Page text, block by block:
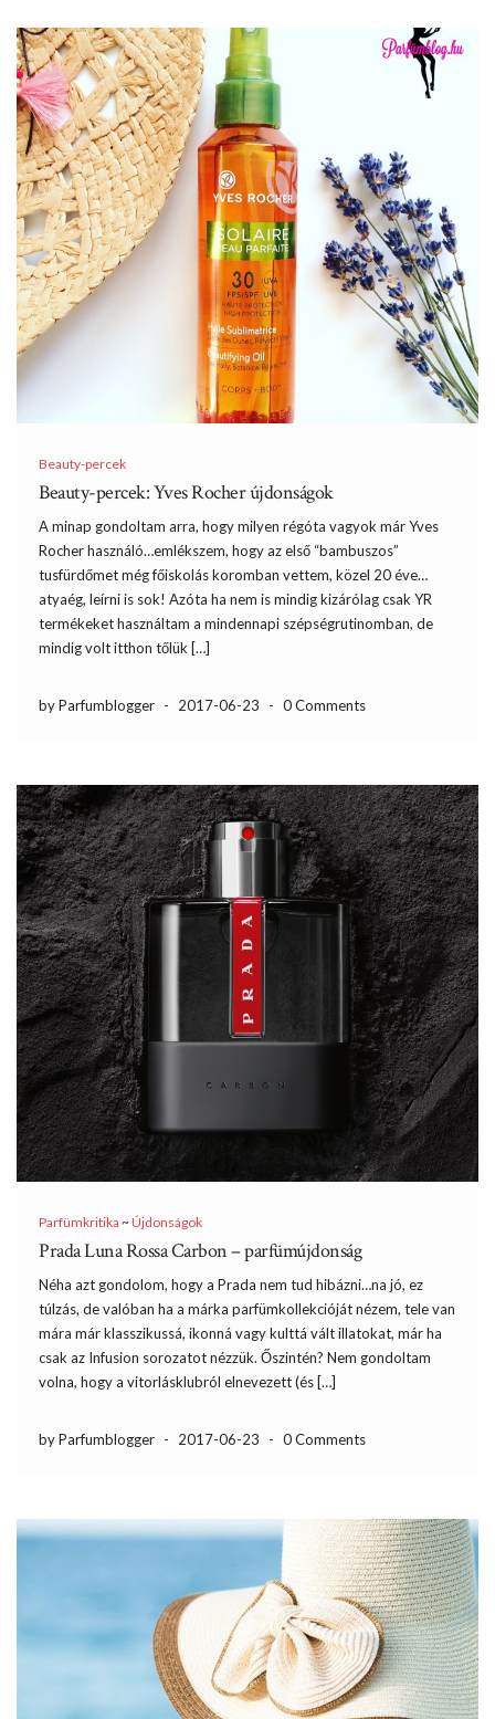
Beauty-percek
Beauty-percek: Yves Rocher újdonságok
A minap gondoltam arra, hogy milyen régóta vagyok már Yves
Rocher használó…emlékszem, hogy az első “bambuszos”
tusfürdőmet még főiskolás koromban vettem, közel 20 éve…
atyaég, leírni is sok! Azóta ha nem is mindig kizárólag csak YR
termékeket használtam a mindennapi szépségrutinomban, de
mindig volt itthon tőlük […]
by Parfumblogger - 2017-06-23 - 0 Comments
Parfümkritika ~Újdonságok
Prada Luna Rossa Carbon – parfümújdonság
Néha azt gondolom, hogy a Prada nem tud hibázni…na jó, ez
túlzás, de valóban ha a márka parfümkollekcióját nézem, tele van
mára már klasszikussá, ikonná vagy kulttá vált illatokat, már ha
csak az Infusion sorozatot nézzük. Őszintén? Nem gondoltam
volna, hogy a vitorlásklubról elnevezett (és […]
by Parfumblogger - 2017-06-23 - 0 Comments